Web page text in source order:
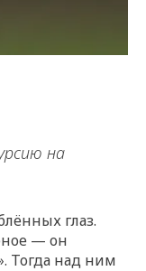
на
глаз.
— он
Тогда над ним